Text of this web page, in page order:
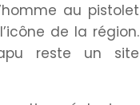
au pistolet
de la région.
reste un site